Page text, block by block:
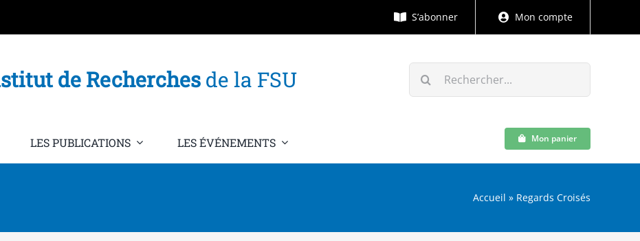
S’abonner Mon compte
de Recherchesde la FSU Rechercher:
LES PUBLICATIONS LES ÉVÉNEMENTS Mon panier
Accueil » Regards Croisés